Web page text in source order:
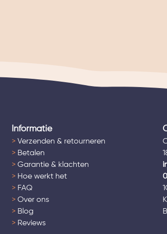
Informatie
> Verzenden & retourneren
> Betalen
> Garantie & klachten
> Hoe werkt het
> FAQ
> Over ons
> Blog
> Reviews